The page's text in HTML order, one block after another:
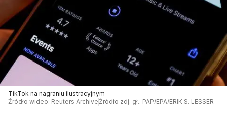
TikTok na nagraniu ilustracyjnym
Źródło wideo: Reuters ArchiveŹródło zdj. gł.: PAP/EPA/ERIK S. LESSER